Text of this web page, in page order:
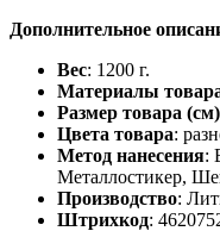
Дополнительное
Вес: 1200 г.
Материалы
Размер товара (см)
Цвета товара:
Метод нанесения:
Металлостикер,
Производство:
Штрихкод: